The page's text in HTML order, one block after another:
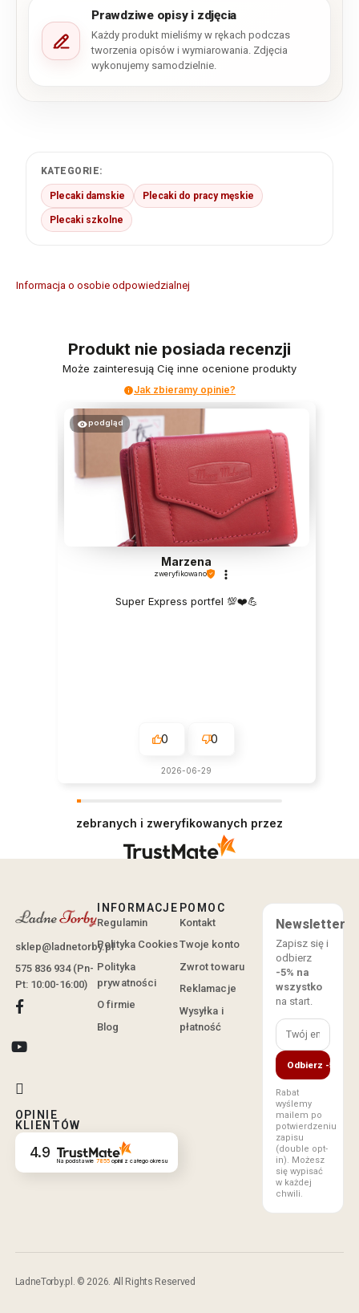
Prawdziwe opisy i zdjęcia
Każdy produkt mieliśmy w rękach podczas
tworzenia opisów i wymiarowania. Zdjęcia
wykonujemy samodzielnie.
KATEGORIE:
Plecaki damskie Plecaki do pracy męskie
Plecaki szkolne
Informacja o osobie odpowiedzialnej
Produkt nie posiada recenzji
Może zainteresują Cię inne ocenione produkty
Jak zbieramy opinie?
podgląd
Marzena
zweryfikowano
Super Express portfel 💯❤️💪
0 0
2026-06-29
zebranych i zweryfikowanych przez
sklep@ladnetorby.pl
575 836 934 (Pn-
Pt: 10:00-16:00)
OPINIE
KLIENTÓW
4.9 Na podstawie 7855opinii z całego okresu
INFORMACJE
Regulamin
Polityka Cookies
Polityka
prywatności
O firmie
Blog
POMOC
Kontakt
Twoje konto
Zwrot towaru
Reklamacje
Wysyłka i
płatność
Newsletter
Zapisz się i
odbierz
-5% na
wszystko
na start.
Odbierz -5%
Rabat
wyślemy
mailem po
potwierdzeniu
zapisu
(double opt-
in). Możesz
się wypisać
w każdej
chwili.
LadneTorby.pl. © 2026. All Rights Reserved